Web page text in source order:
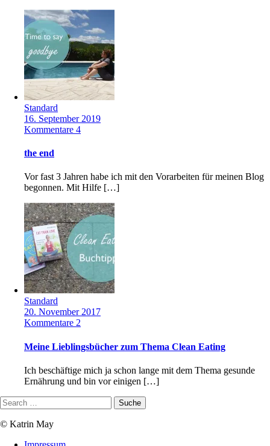
Standard
16. September 2019
Kommentare 4
the end
Vor fast 3 Jahren habe ich mit den Vorarbeiten für meinen Blog
begonnen. Mit Hilfe […]
Standard
20. November 2017
Kommentare 2
Meine Lieblingsbücher zum Thema Clean Eating
Ich beschäftige mich ja schon lange mit dem Thema gesunde
Ernährung und bin vor einigen […]
© Katrin May